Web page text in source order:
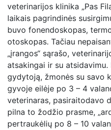
veterinarijos klinika „Pas
laikais pagrindinės
buvo fonendoskopas,
otoskopas. Tačiau
„įrangos“ sąrašo,
atsakingai ir su
gydytoją, žmonės su savo
gyvoje eilėje po 3 – 4
veterinaras, pasiraitodavo
pilna to žodžio prasme,
pertraukėlių po 8 – 10